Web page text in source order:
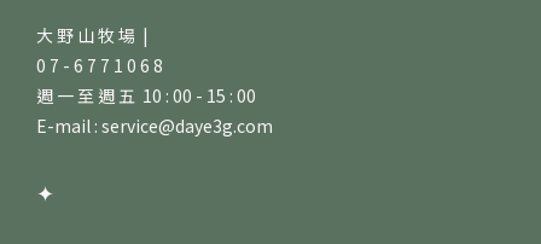
大 野 山 牧 場 |
0 7 - 6 7 7 1 0 6 8
週 一 至 週 五 10 : 00 - 15 : 00
E-mail : service@daye3g.com
✦